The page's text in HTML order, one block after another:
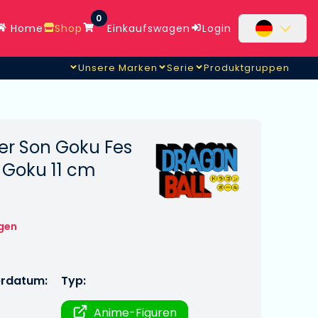
Home Shop
0
Einkaufswagen Login
Unsere Marken Serie Produktgruppen
Son Goku Fes
11 cm
Typ:
Anime-Figuren